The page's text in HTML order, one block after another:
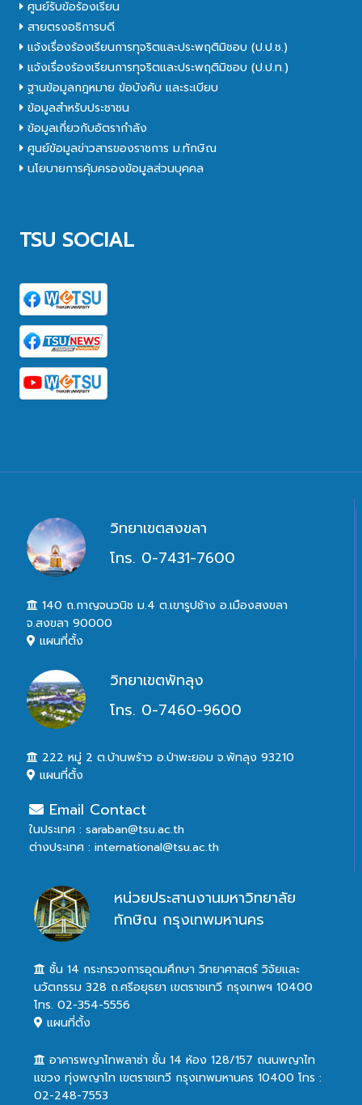
ศูนย์รับข้อร้องเรียน
สายตรงอธิการบดี
แจ้งเรื่องร้องเรียนการทุจริตและประพฤติมิชอบ (ป.ป.ช.)
แจ้งเรื่องร้องเรียนการทุจริตและประพฤติมิชอบ (ป.ป.ท.)
ฐานข้อมูลกฎหมาย ข้อบังคับ และระเบียบ
ข้อมูลสำหรับประชาชน
ข้อมูลเกี่ยวกับอัตรากำลัง
ศูนย์ข้อมูลข่าวสารของราชการ ม.ทักษิณ
นโยบายการคุ้มครองข้อมูลส่วนบุคคล
TSU SOCIAL
วิทยาเขตสงขลา
โทร. 0-7431-7600
140 ถ.กาญจนวนิช ม.4 ต.เขารูปช้าง อ.เมืองสงขลา
จ.สงขลา 90000
แผนที่ตั้ง
วิทยาเขตพัทลุง
โทร. 0-7460-9600
222 หมู่ 2 ต.บ้านพร้าว อ.ป่าพะยอม จ.พัทลุง 93210
แผนที่ตั้ง
Email Contact
ในประเทศ : saraban@tsu.ac.th
ต่างประเทศ : international@tsu.ac.th
หน่วยประสานงานมหาวิทยาลัย
ทักษิณ กรุงเทพมหานคร
ชั้น 14 กระทรวงการอุดมศึกษา วิทยาศาสตร์ วิจัยและ
นวัตกรรม 328 ถ.ศรีอยุธยา เขตราชเทวี กรุงเทพฯ 10400
โทร. 02-354-5556
แผนที่ตั้ง
อาคารพญาไทพลาซ่า ชั้น 14 ห้อง 128/157 ถนนพญาไท
แขวง ทุ่งพญาไท เขตราชเทวี กรุงเทพมหานคร 10400 โทร :
02-248-7553